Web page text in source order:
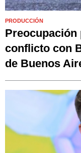
PRODUCCIÓN
Preocupación
conflicto con
de Buenos